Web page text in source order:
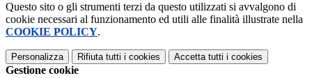
Questo sito o gli strumenti terzi da questo utilizzati si avvalgono di
cookie necessari al funzionamento ed utili alle finalità illustrate nella
COOKIE POLICY.
Personalizza Rifiuta tutti i cookies Accetta tutti i cookies
Gestione cookie